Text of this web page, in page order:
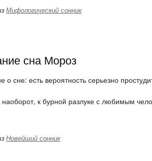
Мифологический сонник
сна Мороз
о сне: есть вероятность серьезно
наоборот, к бурной разлуке с любимым
Новейший сонник